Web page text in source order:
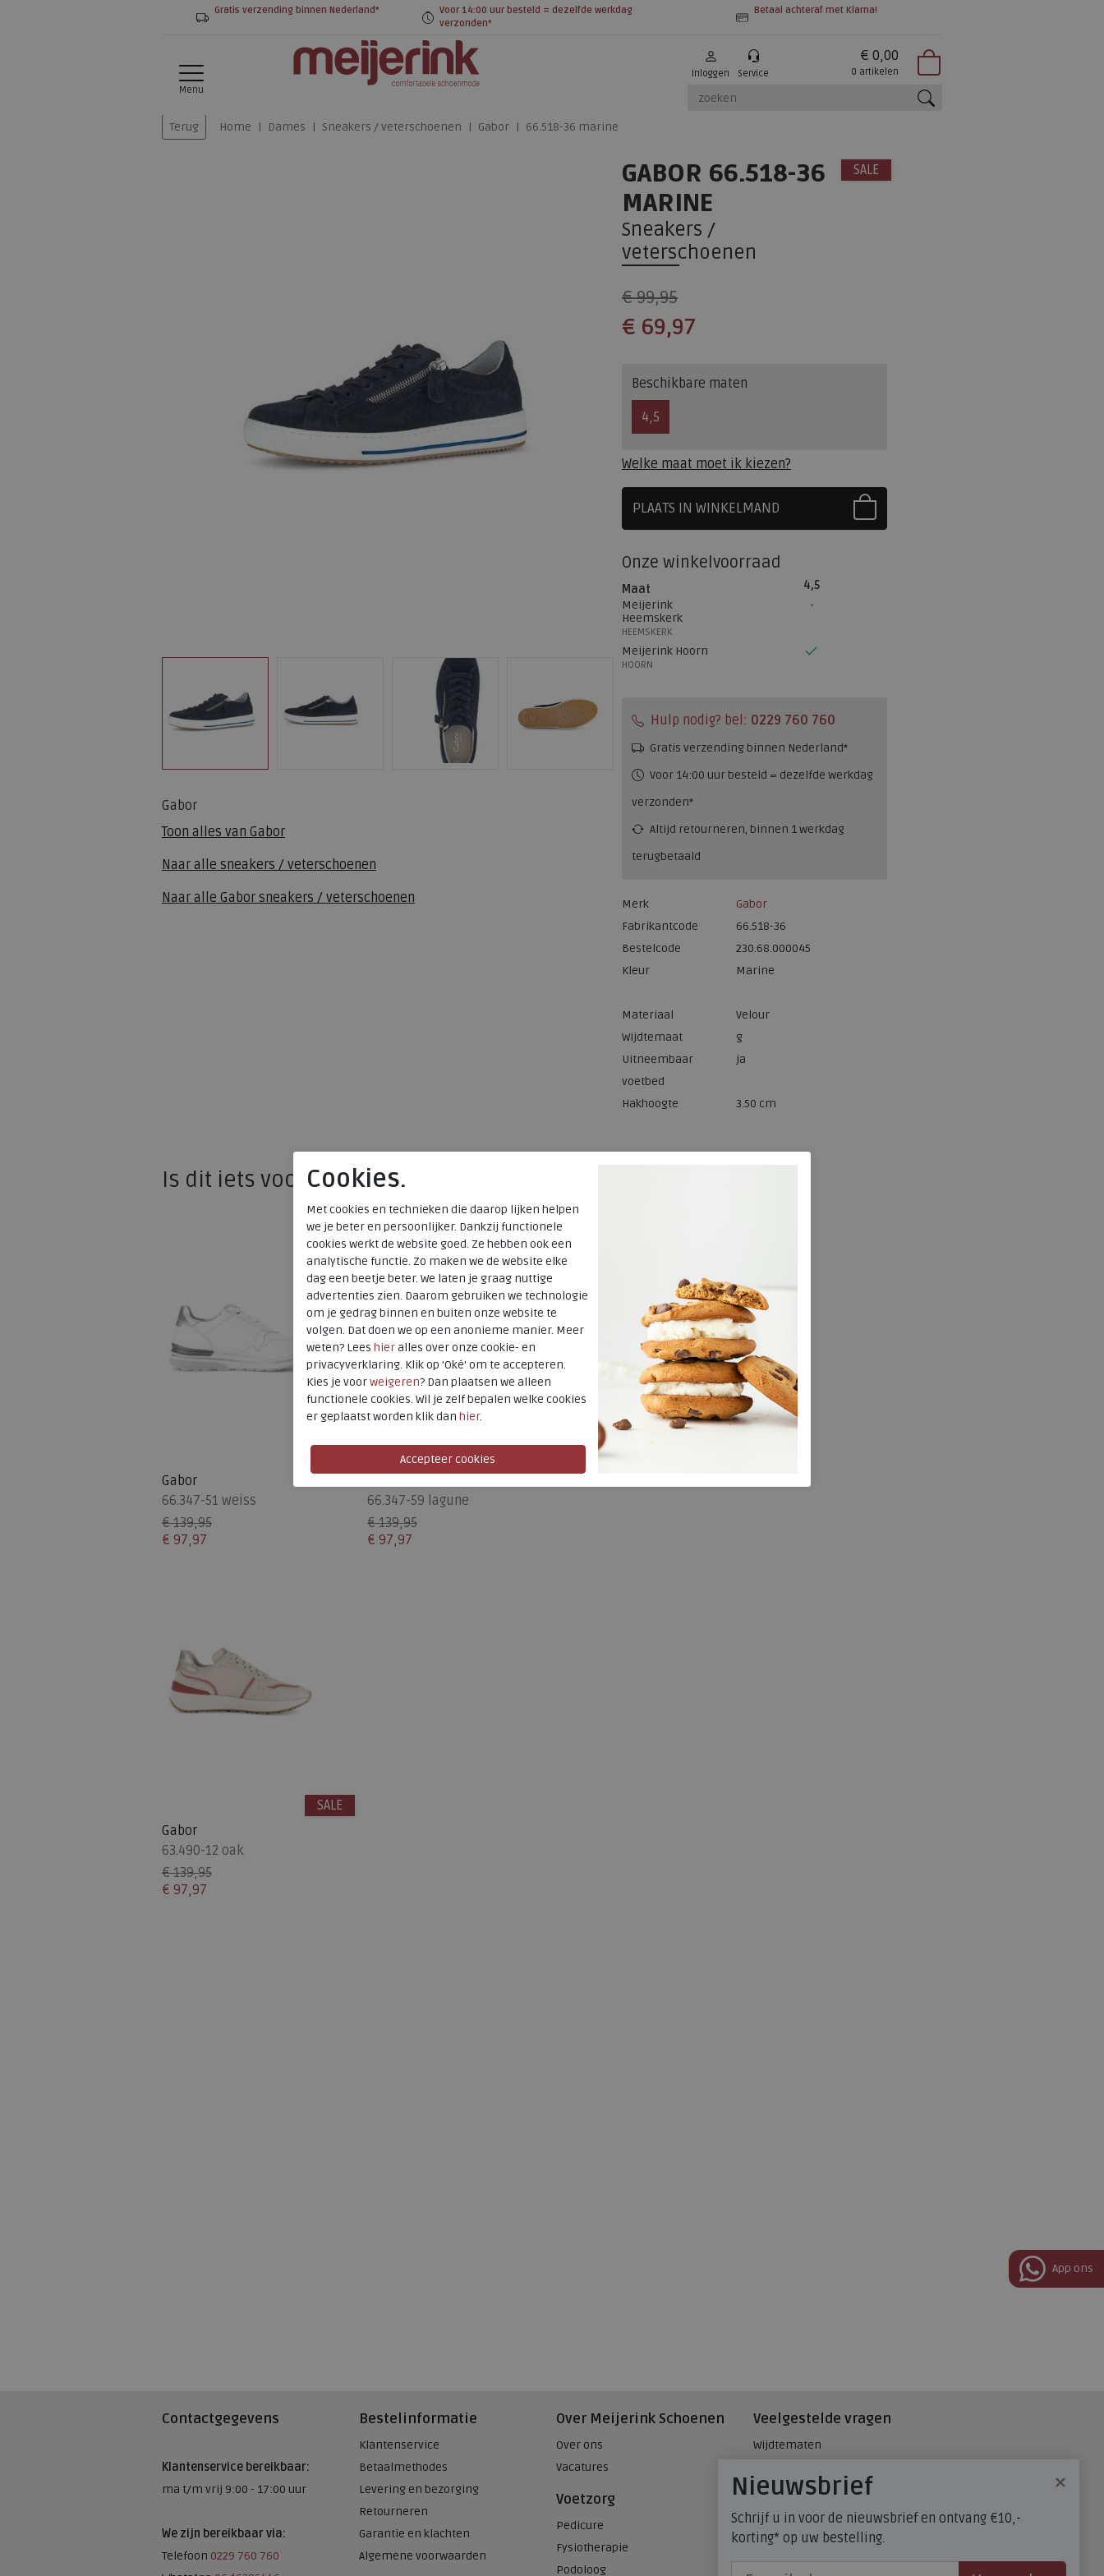
Gratis verzending binnen Nederland*
Voor 14:00 uur besteld = dezelfde werkdag
verzonden*
Betaal achteraf met Klarna!
Menu
Inloggen Service
€ 0,00
0 artikelen
Terug Home Dames Sneakers / veterschoenen Gabor 66.518-36 marine
Gabor
Toon alles van Gabor
Naar alle sneakers / veterschoenen
Naar alle Gabor sneakers / veterschoenen
SALE
GABOR 66.518-36
MARINE
Sneakers /
veterschoenen
€ 99,95
€ 69,97
Beschikbare maten
4,5
Welke maat moet ik kiezen?
PLAATS IN WINKELMAND
Onze winkelvoorraad
Maat
4,5
Meijerink
Heemskerk
HEEMSKERK
Meijerink Hoorn
HOORN
Hulp nodig? bel: 0229 760 760
Gratis verzending binnen Nederland*
Voor 14:00 uur besteld = dezelfde werkdag
verzonden*
Altijd retourneren, binnen 1 werkdag
terugbetaald
Merk
Gabor
Fabrikantcode
66.518-36
Bestelcode
230.68.000045
Kleur
Marine
Materiaal
Velour
Wijdtemaat
g
Uitneembaar
voetbed
ja
Hakhoogte 3.50 cm
Is dit iets voor u?
Gabor
66.347-51 weiss
€ 139,95
€ 97,97
66.347-59 lagune
€ 139,95
€ 97,97
Gabor
63.490-12 oak
€ 139,95
€ 97,97
SALE
Contactgegevens
Klantenservice bereikbaar:
ma t/m vrij 9:00 - 17:00 uur
We zijn bereikbaar via:
Telefoon 0229 760 760
Bestelinformatie
Klantenservice
Betaalmethodes
Levering en bezorging
Retourneren
Garantie en klachten
Algemene voorwaarden
Over Meijerink Schoenen
Over ons
Vacatures
Voetzorg
Pedicure
Fysiotherapie
Podoloog
Veelgestelde vragen
Wijdtematen
Maatadvies, wat is mijn
schoenmaat?
FitFlop - maatadvies
App ons
×
Nieuwsbrief
Schrijf u in voor de nieuwsbrief en ontvang €10,-
korting* op uw bestelling.
Cookies.
Met cookies en technieken die daarop lijken helpen
we je beter en persoonlijker. Dankzij functionele
cookies werkt de website goed. Ze hebben ook een
analytische functie. Zo maken we de website elke
dag een beetje beter. We laten je graag nuttige
advertenties zien. Daarom gebruiken we technologie
om je gedrag binnen en buiten onze website te
volgen. Dat doen we op een anonieme manier. Meer
weten? Lees hieralles over onze cookie- en
privacyverklaring. Klik op 'Oké' om te accepteren.
Kies je voorweigeren? Dan plaatsen we alleen
functionele cookies. Wil je zelf bepalen welke cookies
er geplaatst worden klik dan hier.